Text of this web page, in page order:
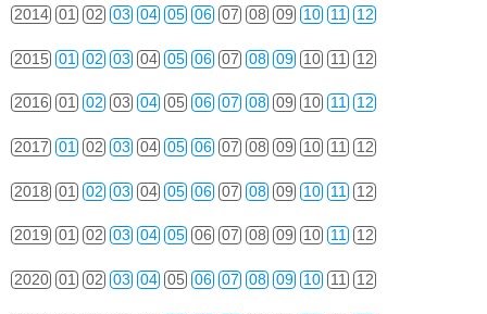
2014 01 02 03 04 05 06 07 08 09 10 11 12
2015 01 02 03 04 05 06 07 08 09 10 11 12
2016 01 02 03 04 05 06 07 08 09 10 11 12
2017 01 02 03 04 05 06 07 08 09 10 11 12
2018 01 02 03 04 05 06 07 08 09 10 11 12
2019 01 02 03 04 05 06 07 08 09 10 11 12
2020 01 02 03 04 05 06 07 08 09 10 11 12